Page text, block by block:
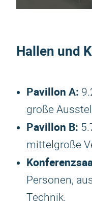
Hallen und
Pavillon A:
große
Pavillon B:
mittelgroße
Personen,
Technik.